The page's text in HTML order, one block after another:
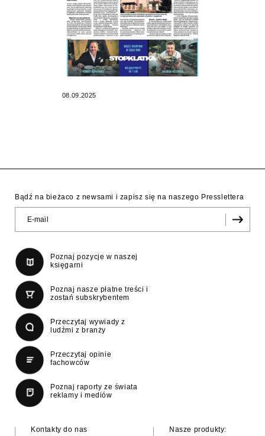
08.09.2025
Bądź na bieżaco z newsami i zapisz się na naszego Presslettera
Poznaj pozycje w naszej
księgarni
Poznaj nasze płatne treści i
zostań subskrybentem
Przeczytaj wywiady z
ludźmi z branży
Przeczytaj opinie
fachowców
Poznaj raporty ze świata
reklamy i mediów
Kontakty do nas
Nasze produkty: